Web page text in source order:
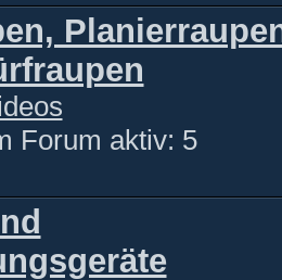
Forum aktiv: 5